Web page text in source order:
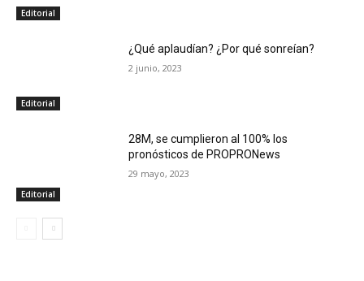
Editorial
Editorial
¿Qué aplaudían? ¿Por qué sonreían?
2 junio, 2023
Editorial
28M, se cumplieron al 100% los
pronósticos de PROPRONews
29 mayo, 2023